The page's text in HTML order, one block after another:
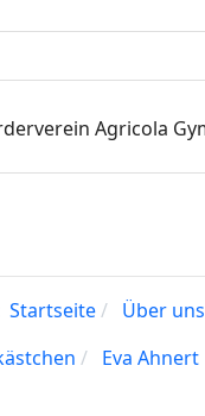
Startseite
Über uns
Eva Ahnert